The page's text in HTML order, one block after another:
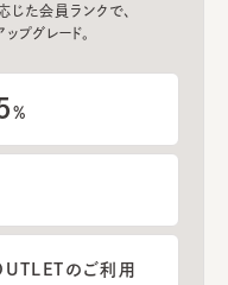
た会員ランクで、
プグレード。
%
のご利用